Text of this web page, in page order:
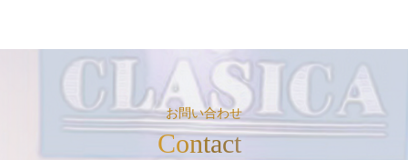
お問い合わせ
Contact